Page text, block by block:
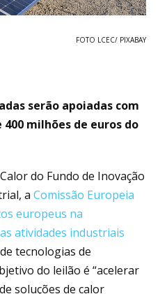
FOTO LCEC/ PIXABAY
serão apoiadas com
milhões de euros do
do Fundo de Inovação
a Comissão Europeia
europeus na
atividades industriais
tecnologias de
do leilão é “acelerar
soluções de calor